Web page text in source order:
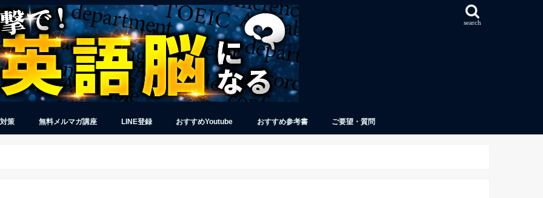
search
策 無料メルマガ講座 LINE登録 おすすめYoutube おすすめ参考書 ご要望・質問